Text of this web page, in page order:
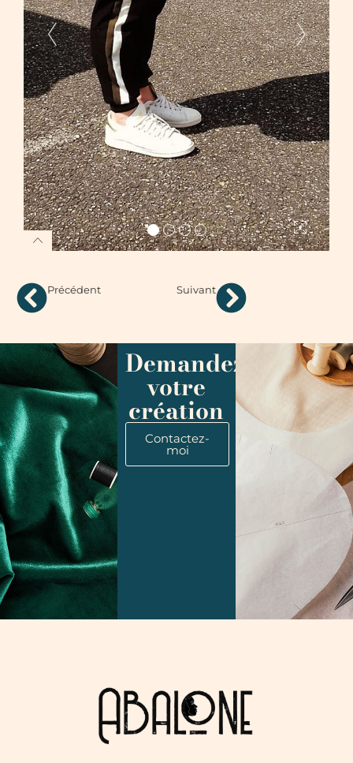
Précédent Suivant
Demandez
votre
création
Contactez-
moi